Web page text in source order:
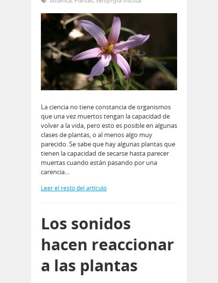
La ciencia no tiene constancia de organismos
que una vez muertos tengan la capacidad de
volver a la vida, pero esto es posible en algunas
clases de plantas, o al menos algo muy
parecido. Se sabe que hay algunas plantas que
tienen la capacidad de secarse hasta parecer
muertas cuando están pasando por una
carencia…
Leer el resto del artículo
Los sonidos
hacen reaccionar
a las plantas